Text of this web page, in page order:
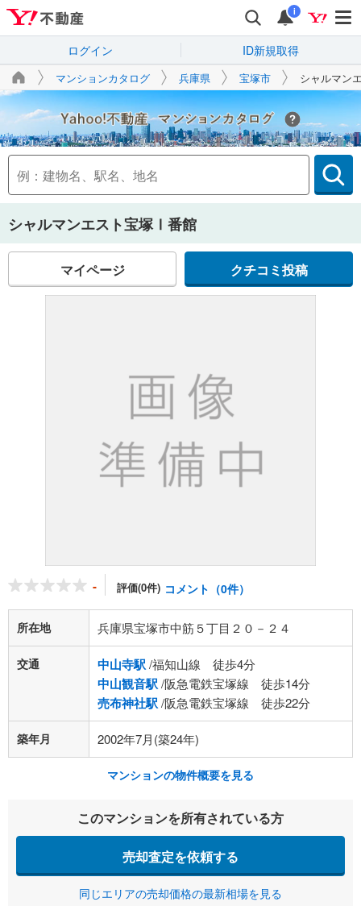
i
ログイン ID新規取得
マンションカタログ 兵庫県 宝塚市 シャルマン
Yahoo!不動産
シャルマンエスト宝塚Ⅰ番館
マイページ クチコミ投稿
- 評価(0件) コメント（0件）
所在地 兵庫県宝塚市中筋５丁目２０－２４
交通 中山寺駅/福知山線 徒歩4分
中山観音駅/阪急電鉄宝塚線 徒歩14分
売布神社駅/阪急電鉄宝塚線 徒歩22分
築年月 2002年7月(築24年)
マンションの物件概要を見る
このマンションを所有されている方
売却査定を依頼する
同じエリアの売却価格の最新相場を見る